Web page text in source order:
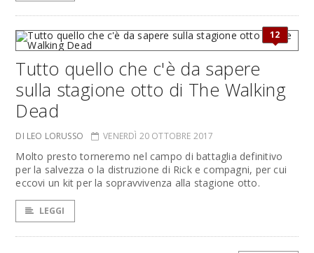
12
Tutto quello che c'è da sapere
sulla stagione otto di The Walking
Dead
DI LEO LORUSSO VENERDÌ 20 OTTOBRE 2017
Molto presto torneremo nel campo di battaglia definitivo
per la salvezza o la distruzione di Rick e compagni, per cui
eccovi un kit per la sopravvivenza alla stagione otto.
LEGGI